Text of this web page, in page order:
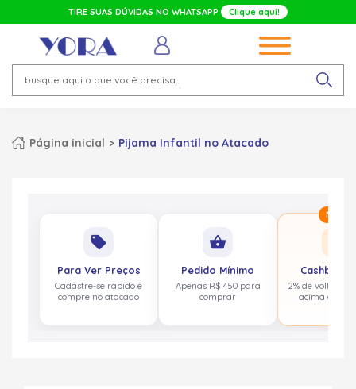
TIRE SUAS DÚVIDAS NO WHATSAPP Clique aqui!
Página inicial Pijama Infantil no Atacado
local_offer
Para Ver Preços
Cadastre-se rápido e
compre no atacado
shopping_basket
Pedido Mínimo
Apenas R$ 450 para
comprar
Novo
Cashback
2% de volta em
acima de R$